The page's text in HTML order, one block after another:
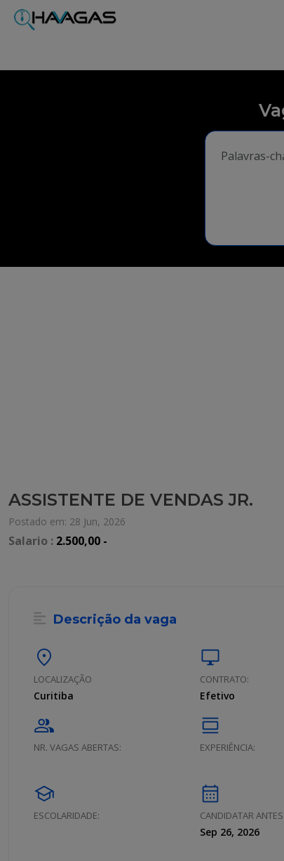
ASSISTENTE DE VENDAS JR.
Postado em: 28 Jun, 2026
Salario : 2.500,00 -
Descrição da vaga
location_on
LOCALIZAÇÃO
Curitiba
desktop_windows
CONTRATO:
Efetivo
group
NR. VAGAS ABERTAS:
calendar_view_day
EXPERIÊNCIA:
school
ESCOLARIDADE:
calendar_month
CANDIDATAR ANTES:
Sep 26, 2026